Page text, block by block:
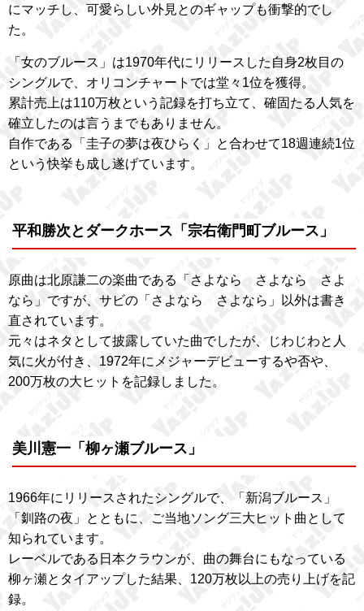
にマッチし、可愛らしい外見とのギャップも衝撃的でし
た。
「女のブルース」は1970年代にリリースした自身2枚目の
シングルで、オリコンチャートでは堂々1位を獲得。
累計売上は110万枚という記録を打ち立て、確固たる人気を
確立したのは言うまでもありません。
自作である「圭子の夢は夜ひらく」と合わせて18週連続1位
という快挙も成し遂げています。
平和勝次とダークホース「宗右衛門町ブルース」
原曲は北原謙二の楽曲である「さよなら さよなら さよ
なら」ですが、サビの「さよなら さよなら」以外は書き
直されています。
元々はネタとして披露していた曲でしたが、じわじわと人
気に火が付き、1972年にメジャーデビューするや否や、
200万枚の大ヒットを記録しました。
美川憲一「柳ヶ瀬ブルース」
1966年にリリースされたシングルで、「新潟ブルース」
「釧路の夜」とともに、ご当地ソング三大ヒット曲として
知られています。
レーベルである日本クラウンが、曲の舞台にもなっている
柳ヶ瀬とタイアップした結果、120万枚以上の売り上げを記
録。